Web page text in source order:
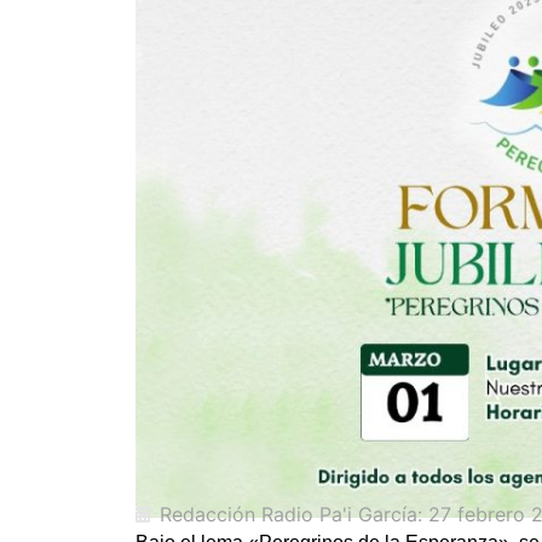
Redacción Radio Pa'i García: 27 febrero